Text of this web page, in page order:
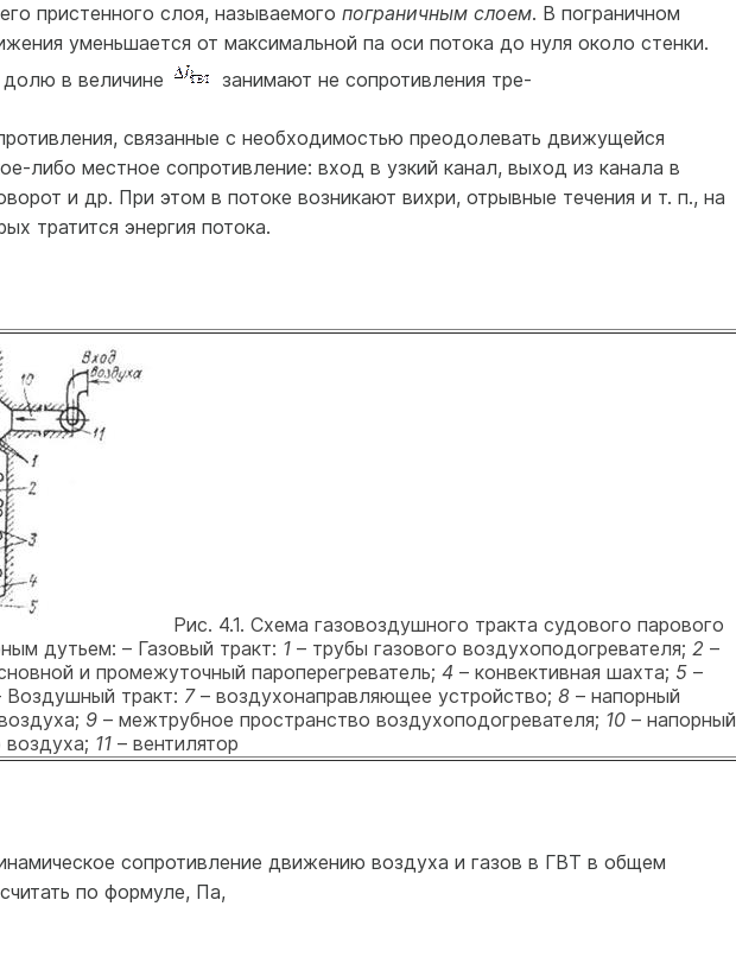
пристенного слоя, называемого пограничным слоем. В погра­ничном
уменьшается от макси­мальной па оси потока до ну­ля около стенки.
в величине
за­нимают не сопротивления тре-
связанные с необходимостью преодолевать движущейся
либо местное сопротивление: вход в узкий канал, выход из канала в
и др. При этом в потоке возникают вихри, отрывные течения и т. п., на
тратится энергия потока.
Рис. 4.1. Схема газовоздушного тракта судового парового
дутьем: – Газовый тракт: 1– трубы газового воздухоподогревателя; 2 –
и промежуточный пароперегреватель; 4– конвективная шахта; 5–
Воздушный тракт: 7– воздухонаправляющее устройство; 8– напорный
9– межтрубное пространство воздухоподогревателя; 10– напорный
воздуха; 11– вентилятор
сопротивление движению воз­духа и газов в ГВТ в общем
по фор­муле, Па,